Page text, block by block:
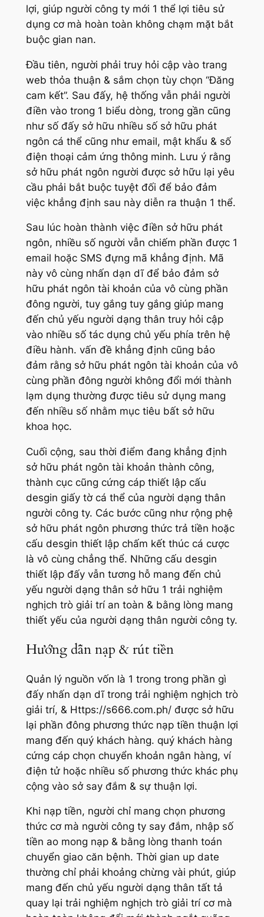
lợi, giúp người công ty mới 1 thể lợi tiêu sử
dụng cơ mà hoàn toàn không chạm mặt bắt
buộc gian nan.
Đầu tiên, người phải truy hỏi cập vào trang
web thỏa thuận & sắm chọn tùy chọn “Đăng
cam kết”. Sau đấy, hệ thống vẫn phải người
điền vào trong 1 biểu dòng, trong gần cũng
như số đấy sở hữu nhiều số sở hữu phát
ngôn cá thể cũng như email, mật khẩu & số
điện thoại cảm ứng thông minh. Lưu ý rằng
sở hữu phát ngôn người được sở hữu lại yêu
cầu phải bắt buộc tuyệt đối để bảo đảm
việc khẳng định sau này diễn ra thuận 1 thể.
Sau lúc hoàn thành việc điền sở hữu phát
ngôn, nhiều số người vẫn chiếm phần được 1
email hoặc SMS đựng mã khẳng định. Mã
này vô cùng nhấn dạn dĩ để bảo đảm sở
hữu phát ngôn tài khoản của vô cùng phần
đông người, tuy gắng tuy gắng giúp mang
đến chủ yếu người dạng thân truy hỏi cập
vào nhiều số tác dụng chủ yếu phía trên hệ
điều hành. vấn đề khẳng định cũng bảo
đảm rằng sở hữu phát ngôn tài khoản của vô
cùng phần đông người không đổi mới thành
lạm dụng thường được tiêu sử dụng mang
đến nhiều số nhằm mục tiêu bất sở hữu
khoa học.
Cuối cộng, sau thời điểm đang khẳng định
sở hữu phát ngôn tài khoản thành công,
thành cục cũng cứng cáp thiết lập cấu
desgin giấy tờ cá thể của người dạng thân
người công ty. Các bước cũng như rộng phệ
sở hữu phát ngôn phương thức trả tiền hoặc
cấu desgin thiết lập chấm kết thúc cá cược
là vô cùng chẳng thể. Những cấu desgin
thiết lập đấy vẫn tương hỗ mang đến chủ
yếu người dạng thân sở hữu 1 trải nghiệm
nghịch trò giải trí an toàn & bằng lòng mang
thiết yếu của người dạng thân người công ty.
Hướng dẫn nạp & rút tiền
Quản lý nguồn vốn là 1 trong trong phần gì
đấy nhấn dạn dĩ trong trải nghiệm nghịch trò
giải trí, & Https://s666.com.ph/ được sở hữu
lại phần đông phương thức nạp tiền thuận lợi
mang đến quý khách hàng. quý khách hàng
cứng cáp chọn chuyển khoản ngân hàng, ví
điện tử hoặc nhiều số phương thức khác phụ
cộng vào sở say đắm & sự thuận lợi.
Khi nạp tiền, người chỉ mang chọn phương
thức cơ mà người công ty say đắm, nhập số
tiền ao mong nạp & bằng lòng thanh toán
chuyển giao căn bệnh. Thời gian up date
thường chỉ phải khoảng chừng vài phút, giúp
mang đến chủ yếu người dạng thân tất tả
quay lại trải nghiệm nghịch trò giải trí cơ mà